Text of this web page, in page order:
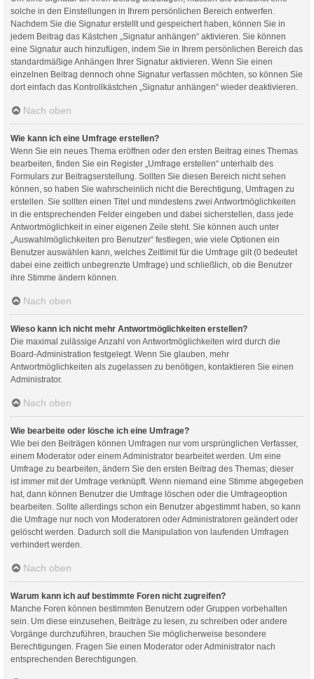
solche in den Einstellungen in Ihrem persönlichen Bereich entwerfen.
Nachdem Sie die Signatur erstellt und gespeichert haben, können Sie in
jedem Beitrag das Kästchen „Signatur anhängen“ aktivieren. Sie können
eine Signatur auch hinzufügen, indem Sie in Ihrem persönlichen Bereich das
standardmäßige Anhängen Ihrer Signatur aktivieren. Wenn Sie einen
einzelnen Beitrag dennoch ohne Signatur verfassen möchten, so können Sie
dort einfach das Kontrollkästchen „Signatur anhängen“ wieder deaktivieren.
Nach oben
Wie kann ich eine Umfrage erstellen?
Wenn Sie ein neues Thema eröffnen oder den ersten Beitrag eines Themas
bearbeiten, finden Sie ein Register „Umfrage erstellen“ unterhalb des
Formulars zur Beitragserstellung. Sollten Sie diesen Bereich nicht sehen
können, so haben Sie wahrscheinlich nicht die Berechtigung, Umfragen zu
erstellen. Sie sollten einen Titel und mindestens zwei Antwortmöglichkeiten
in die entsprechenden Felder eingeben und dabei sicherstellen, dass jede
Antwortmöglichkeit in einer eigenen Zeile steht. Sie können auch unter
„Auswahlmöglichkeiten pro Benutzer“ festlegen, wie viele Optionen ein
Benutzer auswählen kann, welches Zeitlimit für die Umfrage gilt (0 bedeutet
dabei eine zeitlich unbegrenzte Umfrage) und schließlich, ob die Benutzer
ihre Stimme ändern können.
Nach oben
Wieso kann ich nicht mehr Antwortmöglichkeiten erstellen?
Die maximal zulässige Anzahl von Antwortmöglichkeiten wird durch die
Board-Administration festgelegt. Wenn Sie glauben, mehr
Antwortmöglichkeiten als zugelassen zu benötigen, kontaktieren Sie einen
Administrator.
Nach oben
Wie bearbeite oder lösche ich eine Umfrage?
Wie bei den Beiträgen können Umfragen nur vom ursprünglichen Verfasser,
einem Moderator oder einem Administrator bearbeitet werden. Um eine
Umfrage zu bearbeiten, ändern Sie den ersten Beitrag des Themas; dieser
ist immer mit der Umfrage verknüpft. Wenn niemand eine Stimme abgegeben
hat, dann können Benutzer die Umfrage löschen oder die Umfrageoption
bearbeiten. Sollte allerdings schon ein Benutzer abgestimmt haben, so kann
die Umfrage nur noch von Moderatoren oder Administratoren geändert oder
gelöscht werden. Dadurch soll die Manipulation von laufenden Umfragen
verhindert werden.
Nach oben
Warum kann ich auf bestimmte Foren nicht zugreifen?
Manche Foren können bestimmten Benutzern oder Gruppen vorbehalten
sein. Um diese einzusehen, Beiträge zu lesen, zu schreiben oder andere
Vorgänge durchzuführen, brauchen Sie möglicherweise besondere
Berechtigungen. Fragen Sie einen Moderator oder Administrator nach
entsprechenden Berechtigungen.